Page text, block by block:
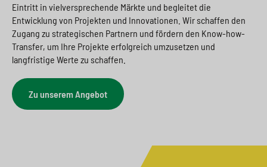
Eintritt in vielversprechende Märkte und begleitet die
Entwicklung von Projekten und Innovationen. Wir schaffen den
Zugang zu strategischen Partnern und fördern den Know-how-
Transfer, um Ihre Projekte erfolgreich umzusetzen und
langfristige Werte zu schaffen.
Zu unserem Angebot